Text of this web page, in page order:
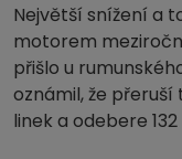
Největší snížení a
motorem
přišlo u
oznámil, že
linek a odebere